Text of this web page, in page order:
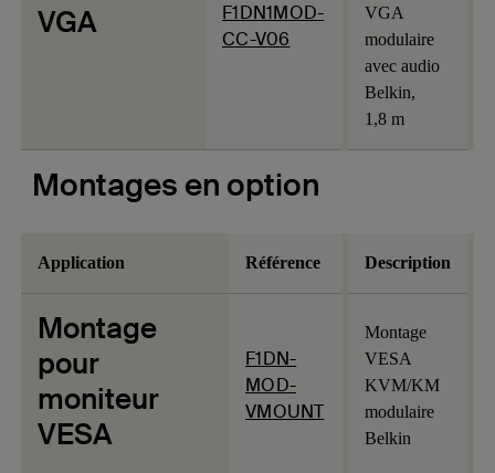
VGA
F1DN1MOD-
CC-V06
VGA
modulaire
avec audio
Belkin,
1,8 m
Montages en option
Application Référence Description
Montage
pour
moniteur
VESA
F1DN-
MOD-
VMOUNT
Montage
VESA
KVM/KM
modulaire
Belkin